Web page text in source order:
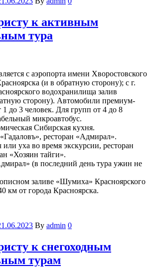
к активным
тура
с аэропорта имени Хворостовского
(и в обратную сторону); с г.
водохранилища залив
сторону). Автомобили премиум-
1 до 3 человек. Для групп от 4 до 8
микроавтобус.
Сибирская кухня.
ресторан «Адмирал».
или уха во время экскурсии, ресторан
«Хозяин тайги».
(в последний день тура ужин не
заливе «Шумиха» Красноярского
км от города Красноярска.
By admin 0
к снегоходным
турам